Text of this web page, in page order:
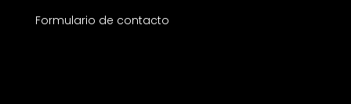
Formulario de contacto